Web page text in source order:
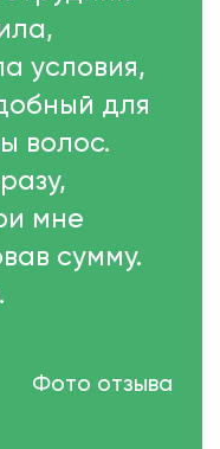
условия,
для
волос.
мне
сумму.
Фото отзыва